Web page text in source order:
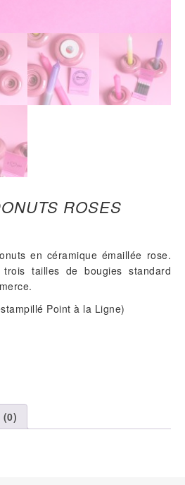
ROSES
en céramique émaillée rose.
trois tailles de bougies standard
Point à la Ligne)
(0)